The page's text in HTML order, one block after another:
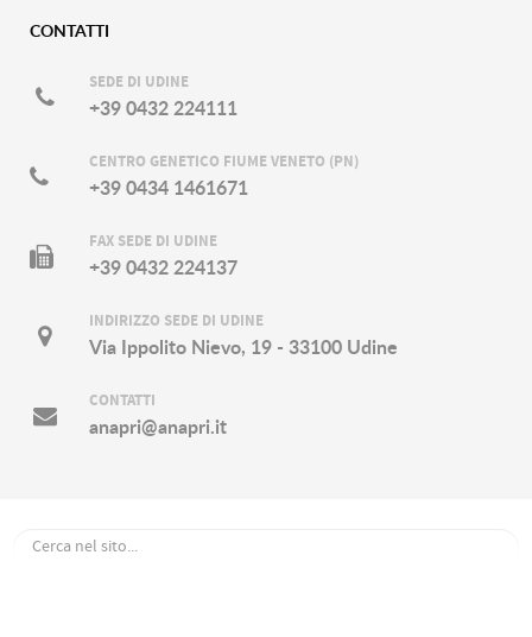
CONTATTI
SEDE DI UDINE
+39 0432 224111
CENTRO GENETICO FIUME VENETO (PN)
+39 0434 1461671
FAX SEDE DI UDINE
+39 0432 224137
INDIRIZZO SEDE DI UDINE
Via Ippolito Nievo, 19 - 33100 Udine
CONTATTI
anapri@anapri.it